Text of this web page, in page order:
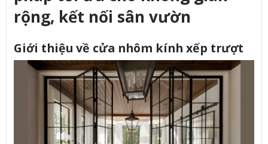
rộng, kết nối sân vườn
Giới thiệu về cửa nhôm kính xếp trượt